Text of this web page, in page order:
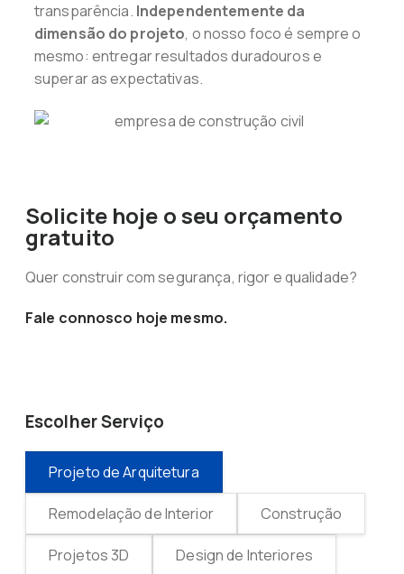
transparência. Independentemente da
dimensão do projeto, o nosso foco é sempre o
mesmo: entregar resultados duradouros e
superar as expectativas.
Solicite hoje o seu orçamento
gratuito
Quer construir com segurança, rigor e qualidade?
Fale connosco hoje mesmo.
Escolher Serviço
Projeto de Arquitetura
Remodelação de Interior Construção
Projetos 3D Design de Interiores